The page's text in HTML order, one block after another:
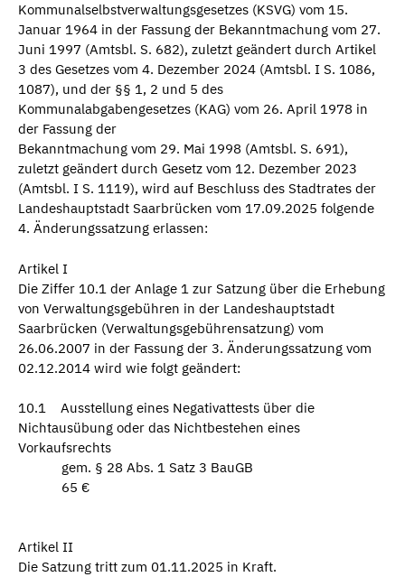
Kommunalselbstverwaltungsgesetzes (KSVG) vom 15.
Januar 1964 in der Fassung der Bekanntmachung vom 27.
Juni 1997 (Amtsbl. S. 682), zuletzt geändert durch Artikel
3 des Gesetzes vom 4. Dezember 2024 (Amtsbl. I S. 1086,
1087), und der §§ 1, 2 und 5 des
Kommunalabgabengesetzes (KAG) vom 26. April 1978 in
der Fassung der
Bekanntmachung vom 29. Mai 1998 (Amtsbl. S. 691),
zuletzt geändert durch Gesetz vom 12. Dezember 2023
(Amtsbl. I S. 1119), wird auf Beschluss des Stadtrates der
Landeshauptstadt Saarbrücken vom 17.09.2025 folgende
4. Änderungssatzung erlassen:
Artikel I
Die Ziffer 10.1 der Anlage 1 zur Satzung über die Erhebung
von Verwaltungsgebühren in der Landeshauptstadt
Saarbrücken (Verwaltungsgebührensatzung) vom
26.06.2007 in der Fassung der 3. Änderungssatzung vom
02.12.2014 wird wie folgt geändert:
10.1 Ausstellung eines Negativattests über die
Nichtausübung oder das Nichtbestehen eines
Vorkaufsrechts
gem. § 28 Abs. 1 Satz 3 BauGB
65 €
Artikel II
Die Satzung tritt zum 01.11.2025 in Kraft.